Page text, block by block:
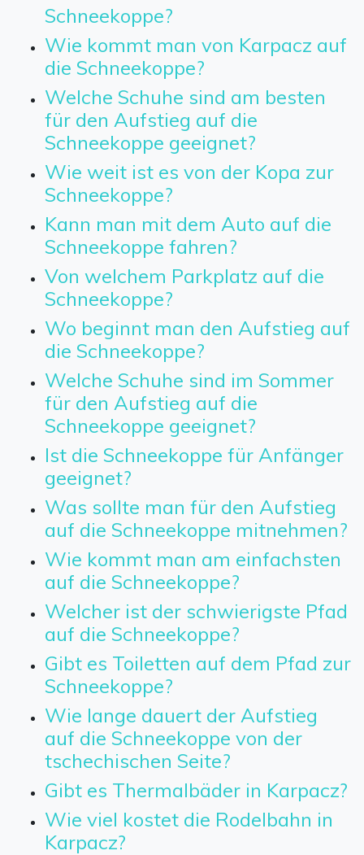
Schneekoppe?
Wie kommt man von Karpacz auf
die Schneekoppe?
Welche Schuhe sind am besten
für den Aufstieg auf die
Schneekoppe geeignet?
Wie weit ist es von der Kopa zur
Schneekoppe?
Kann man mit dem Auto auf die
Schneekoppe fahren?
Von welchem Parkplatz auf die
Schneekoppe?
Wo beginnt man den Aufstieg auf
die Schneekoppe?
Welche Schuhe sind im Sommer
für den Aufstieg auf die
Schneekoppe geeignet?
Ist die Schneekoppe für Anfänger
geeignet?
Was sollte man für den Aufstieg
auf die Schneekoppe mitnehmen?
Wie kommt man am einfachsten
auf die Schneekoppe?
Welcher ist der schwierigste Pfad
auf die Schneekoppe?
Gibt es Toiletten auf dem Pfad zur
Schneekoppe?
Wie lange dauert der Aufstieg
auf die Schneekoppe von der
tschechischen Seite?
Gibt es Thermalbäder in Karpacz?
Wie viel kostet die Rodelbahn in
Karpacz?